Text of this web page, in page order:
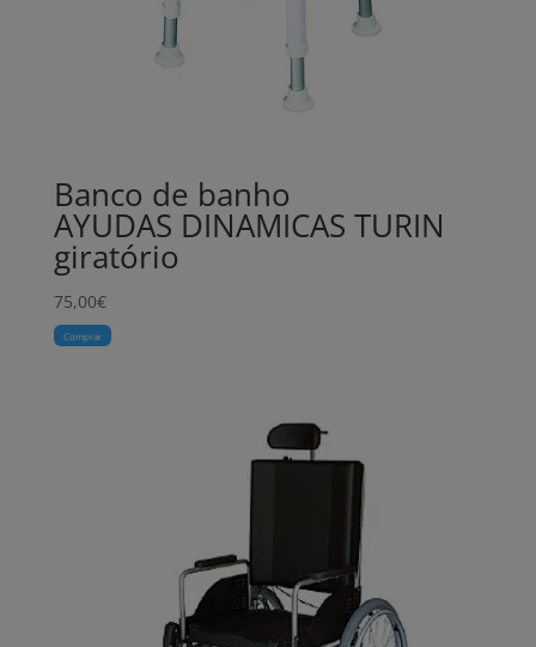
Banco de banho
AYUDAS DINAMICAS TURIN
giratório
75,00€
Comprar